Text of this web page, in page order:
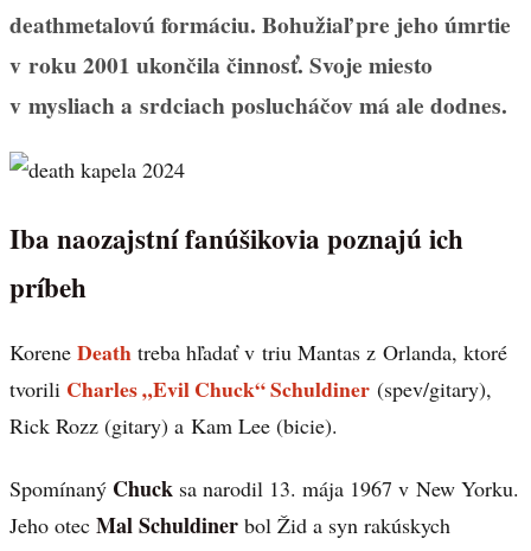
deathmetalovú formáciu. Bohužiaľ pre jeho úmrtie
v roku 2001 ukončila činnosť. Svoje miesto
v mysliach a srdciach poslucháčov má ale dodnes.
Iba naozajstní fanúšikovia poznajú ich
príbeh
Korene Death treba hľadať v triu Mantas z Orlanda, ktoré
tvorili Charles „Evil Chuck“ Schuldiner (spev/gitary),
Rick Rozz (gitary) a Kam Lee (bicie).
Spomínaný Chuck sa narodil 13. mája 1967 v New Yorku.
Jeho otec Mal Schuldiner bol Žid a syn rakúskych